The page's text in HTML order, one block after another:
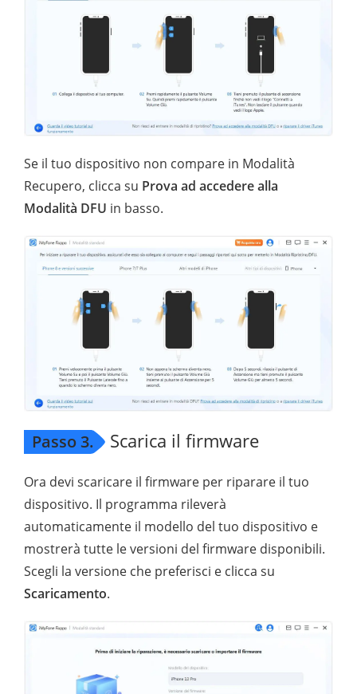
Se il tuo dispositivo non compare in Modalità
Recupero, clicca su Prova ad accedere alla
Modalità DFU in basso.
Passo 3. Scarica il firmware
Ora devi scaricare il firmware per riparare il tuo
dispositivo. Il programma rileverà
automaticamente il modello del tuo dispositivo e
mostrerà tutte le versioni del firmware disponibili.
Scegli la versione che preferisci e clicca su
Scaricamento.